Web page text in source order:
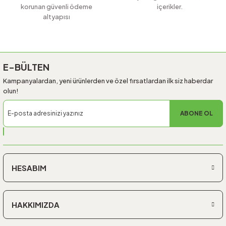
korunan güvenli ödeme
altyapısı
içerikler.
E-BÜLTEN
Kampanyalardan, yeni ürünlerden ve özel fırsatlardan ilk siz haberdar
olun!
ABONE OL
HESABIM
HAKKIMIZDA